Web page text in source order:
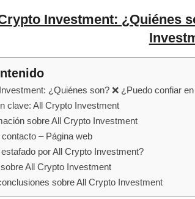
Investment: ¿Quiénes
¿Quiénes son? ❌ ¿Puedo confiar
clave: All Crypto Investment
sobre All Crypto Investment
– Página web
por All Crypto Investment?
All Crypto Investment
sobre All Crypto Investment